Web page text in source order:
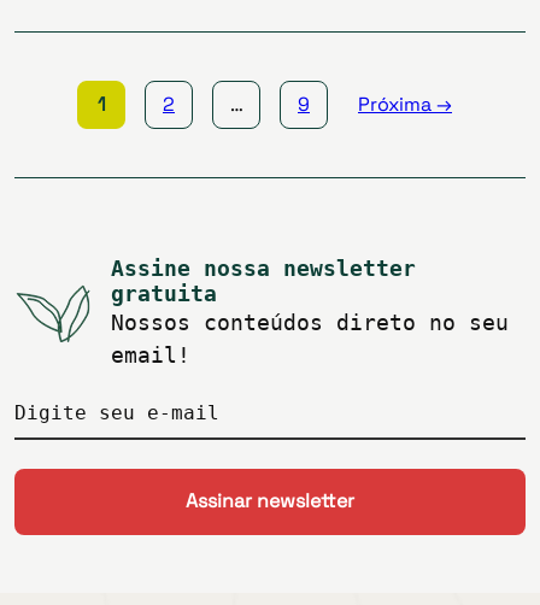
de
1 2 … 9 Próxima →
Assine nossa newsletter
gratuita
Nossos conteúdos direto no seu
email!
Digite seu e-mail